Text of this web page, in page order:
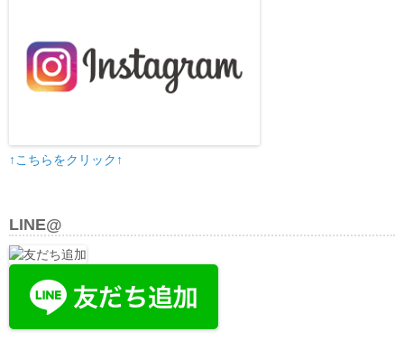
↑こちらをクリック↑
LINE@